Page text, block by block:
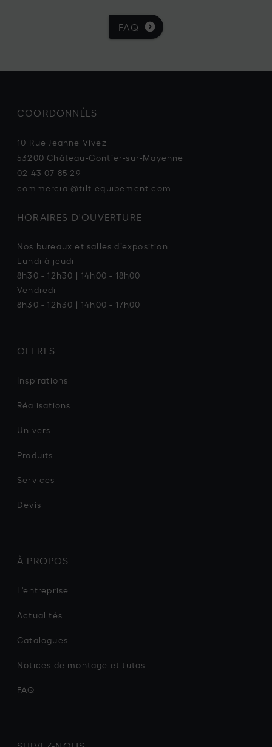
FAQ
COORDONNÉES
10 Rue Jeanne Vivez
53200 Château-Gontier-sur-Mayenne
02 43 07 85 29
commercial@tilt-equipement.com
HORAIRES D'OUVERTURE
Nos bureaux et salles d’exposition
Lundi à jeudi
8h30 - 12h30 | 14h00 - 18h00
Vendredi
8h30 - 12h30 | 14h00 - 17h00
OFFRES
Inspirations
Réalisations
Univers
Produits
Services
Devis
À PROPOS
L'entreprise
Actualités
Catalogues
Notices de montage et tutos
FAQ